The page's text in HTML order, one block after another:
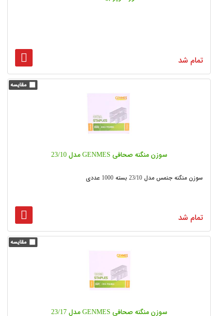
تمام شد
سوزن منگنه صحافی GENMES مدل 23/10
سوزن منگنه جنمس مدل 23/10 بسته 1000 عددی
تمام شد
سوزن منگنه صحافی GENMES مدل 23/17